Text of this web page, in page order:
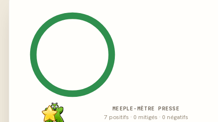
MEEPLE-MÈTRE PRESSE
7 positifs · 0 mitigés · 0 négatifs